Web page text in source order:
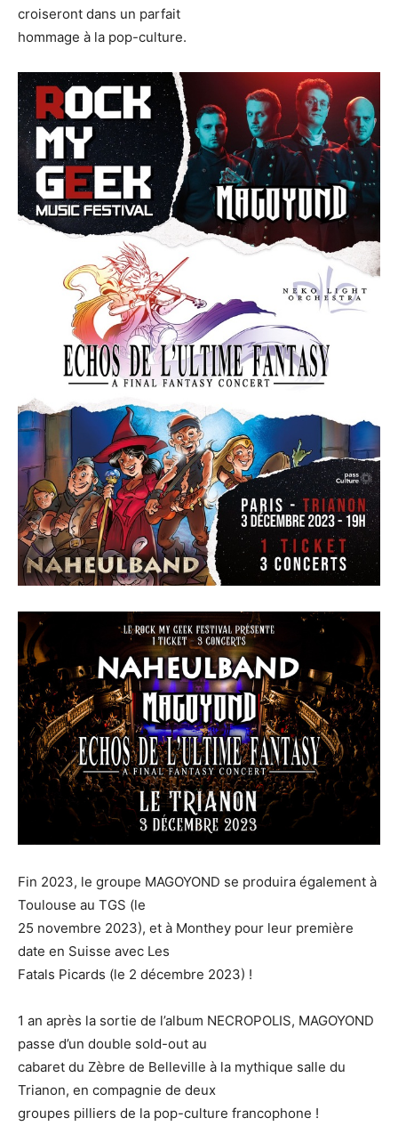
croiseront dans un parfait
hommage à la pop-culture.
Fin 2023, le groupe MAGOYOND se produira également à
Toulouse au TGS (le
25 novembre 2023), et à Monthey pour leur première
date en Suisse avec Les
Fatals Picards (le 2 décembre 2023) !
1 an après la sortie de l’album NECROPOLIS, MAGOYOND
passe d’un double sold-out au
cabaret du Zèbre de Belleville à la mythique salle du
Trianon, en compagnie de deux
groupes pilliers de la pop-culture francophone !